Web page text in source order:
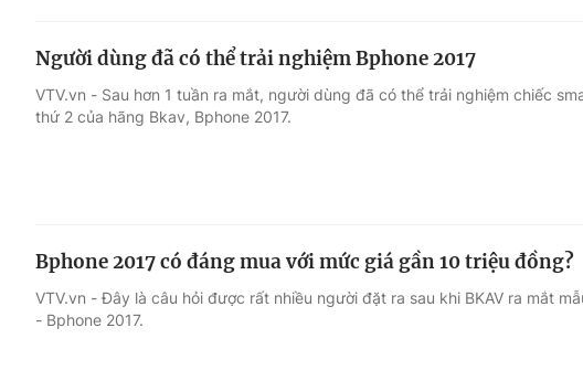
Người dùng đã có thể trải nghiệm Bphone 2017
VTV.vn - Sau hơn 1 tuần ra mắt, người dùng đã có thể trải nghiệm chiếc
thứ 2 của hãng Bkav, Bphone 2017.
Bphone 2017 có đáng mua với mức giá gần 10 triệu đồng?
VTV.vn - Đây là câu hỏi được rất nhiều người đặt ra sau khi BKAV ra mắt
- Bphone 2017.